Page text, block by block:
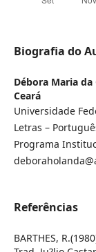
Biografia do
Débora Maria
Ceará
Universidade
Letras –
Programa
Referências
BARTHES,